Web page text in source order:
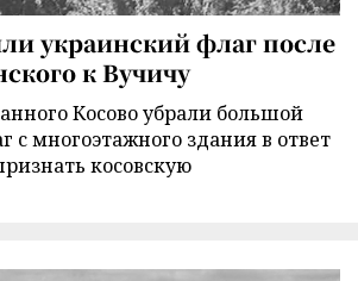
украинский флаг после
к Вучичу
Косово убрали большой
с многоэтажного здания в ответ
косовскую